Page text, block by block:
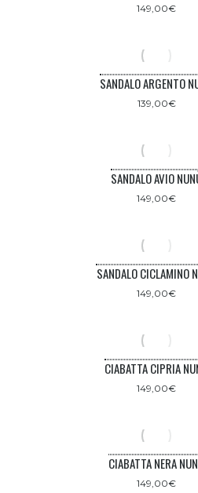
149,00€
SANDALO ARGENTO
139,00€
SANDALO AVIO
149,00€
SANDALO CICLAMINO
149,00€
CIABATTA CIPRIA
149,00€
CIABATTA NERA
149,00€